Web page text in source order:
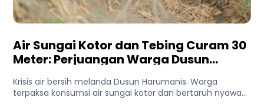
Air Sungai Kotor dan Tebing Curam 30
Meter: Perjuangan Warga Dusun
Krisis air bersih melanda Dusun Harumanis. Warga
terpaksa konsumsi air sungai kotor dan bertaruh nyawa